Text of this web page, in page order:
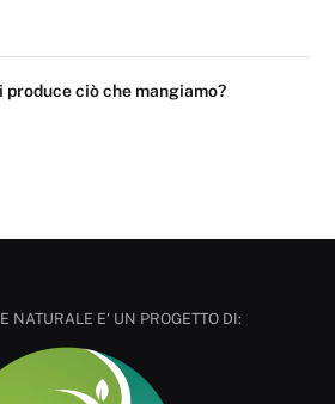
produce ciò che mangiamo?
NATURALE E' UN PROGETTO DI: